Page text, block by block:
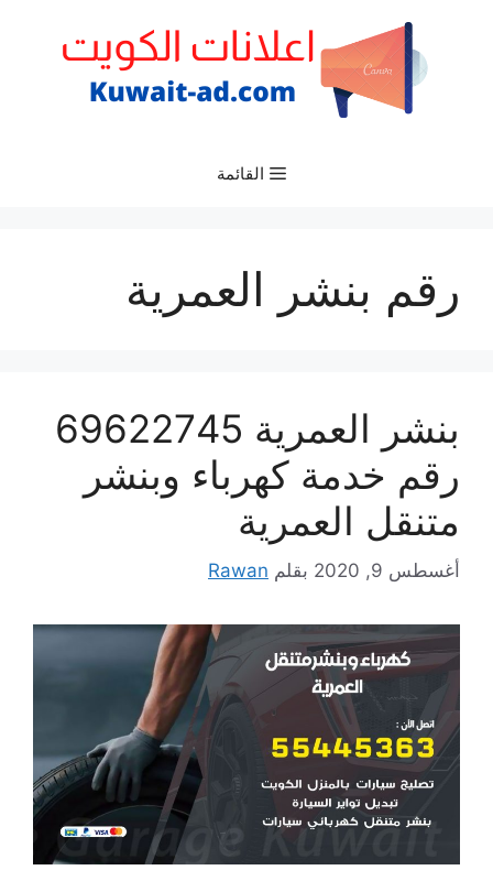
القائمة
رقم بنشر العمرية
بنشر العمرية 69622745
رقم خدمة كهرباء وبنشر
متنقل العمرية
أغسطس 9, 2020 بقلم Rawan